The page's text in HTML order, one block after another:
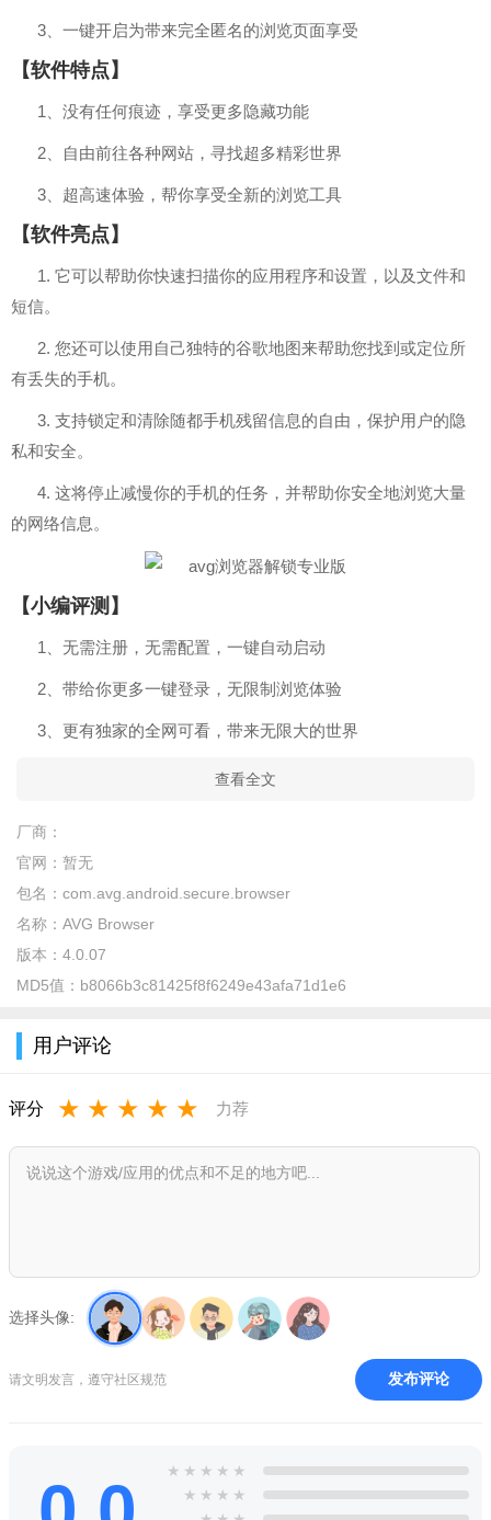
3、一键开启为带来完全匿名的浏览页面享受
【软件特点】
1、没有任何痕迹，享受更多隐藏功能
2、自由前往各种网站，寻找超多精彩世界
3、超高速体验，帮你享受全新的浏览工具
【软件亮点】
1. 它可以帮助你快速扫描你的应用程序和设置，以及文件和
短信。
2. 您还可以使用自己独特的谷歌地图来帮助您找到或定位所
有丢失的手机。
3. 支持锁定和清除随都手机残留信息的自由，保护用户的隐
私和安全。
4. 这将停止减慢你的手机的任务，并帮助你安全地浏览大量
的网络信息。
【小编评测】
1、无需注册，无需配置，一键自动启动
2、带给你更多一键登录，无限制浏览体验
3、更有独家的全网可看，带来无限大的世界
查看全文
厂商：
官网： 暂无
包名： com.avg.android.secure.browser
名称： AVG Browser
版本： 4.0.07
MD5值： b8066b3c81425f8f6249e43afa71d1e6
用户评论
评分 ★ ★ ★ ★ ★ 力荐
选择头像:
请文明发言，遵守社区规范 发布评论
★ ★ ★ ★ ★
★ ★ ★ ★